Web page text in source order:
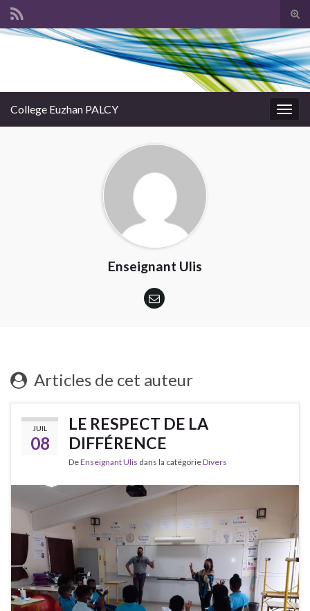
Search for:
College Euzhan PALCY
Enseignant Ulis
Articles de cet auteur
JUIL
08
LE RESPECT DE LA
DIFFÉRENCE
DeEnseignant Ulis dans la catégorieDivers